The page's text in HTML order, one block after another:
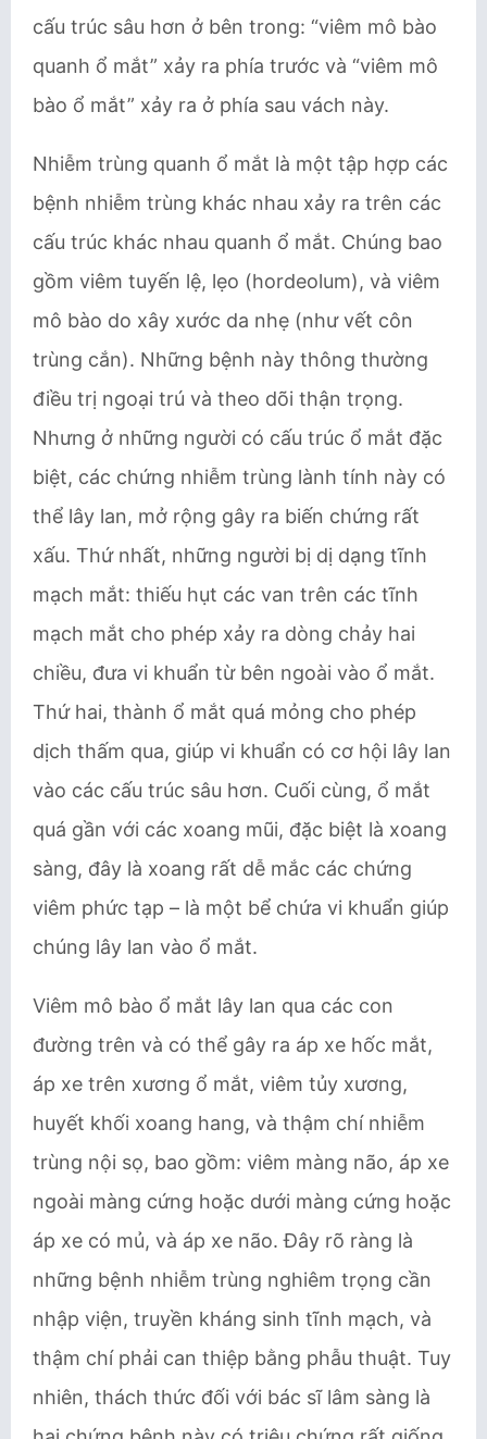
cấu trúc sâu hơn ở bên trong: “viêm mô bào
quanh ổ mắt” xảy ra phía trước và “viêm mô
bào ổ mắt” xảy ra ở phía sau vách này.
Nhiễm trùng quanh ổ mắt là một tập hợp các
bệnh nhiễm trùng khác nhau xảy ra trên các
cấu trúc khác nhau quanh ổ mắt. Chúng bao
gồm viêm tuyến lệ, lẹo (hordeolum), và viêm
mô bào do xây xước da nhẹ (như vết côn
trùng cắn). Những bệnh này thông thường
điều trị ngoại trú và theo dõi thận trọng.
Nhưng ở những người có cấu trúc ổ mắt đặc
biệt, các chứng nhiễm trùng lành tính này có
thể lây lan, mở rộng gây ra biến chứng rất
xấu. Thứ nhất, những người bị dị dạng tĩnh
mạch mắt: thiếu hụt các van trên các tĩnh
mạch mắt cho phép xảy ra dòng chảy hai
chiều, đưa vi khuẩn từ bên ngoài vào ổ mắt.
Thứ hai, thành ổ mắt quá mỏng cho phép
dịch thấm qua, giúp vi khuẩn có cơ hội lây lan
vào các cấu trúc sâu hơn. Cuối cùng, ổ mắt
quá gần với các xoang mũi, đặc biệt là xoang
sàng, đây là xoang rất dễ mắc các chứng
viêm phức tạp – là một bể chứa vi khuẩn giúp
chúng lây lan vào ổ mắt.
Viêm mô bào ổ mắt lây lan qua các con
đường trên và có thể gây ra áp xe hốc mắt,
áp xe trên xương ổ mắt, viêm tủy xương,
huyết khối xoang hang, và thậm chí nhiễm
trùng nội sọ, bao gồm: viêm màng não, áp xe
ngoài màng cứng hoặc dưới màng cứng hoặc
áp xe có mủ, và áp xe não. Đây rõ ràng là
những bệnh nhiễm trùng nghiêm trọng cần
nhập viện, truyền kháng sinh tĩnh mạch, và
thậm chí phải can thiệp bằng phẫu thuật. Tuy
nhiên, thách thức đối với bác sĩ lâm sàng là